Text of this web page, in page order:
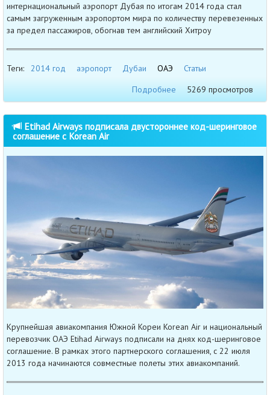
интернациональный аэропорт Дубая по итогам 2014 года стал
самым загруженным аэропортом мира по количеству перевезенных
за предел пассажиров, обогнав тем английский Хитроу
Теги: 2014 год аэропорт Дубаи ОАЭ
Статьи
Подробнее
5269 просмотров
Etihad Airways подписала двустороннее код-шеринговое
соглашение с Korean Air
Крупнейшая авиакомпания Южной Кореи Korean Air и национальный
перевозчик ОАЭ Etihad Airways подписали на днях код-шеринговое
соглашение. В рамках этого партнерского соглашения, с 22 июля
2013 года начинаются совместные полеты этих авиакомпаний.